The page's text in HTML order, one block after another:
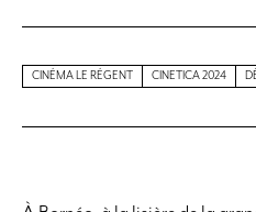
CINÉMA LE RÉGENT CINETICA 2024